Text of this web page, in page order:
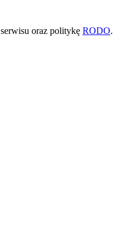
serwisu oraz politykę RODO.